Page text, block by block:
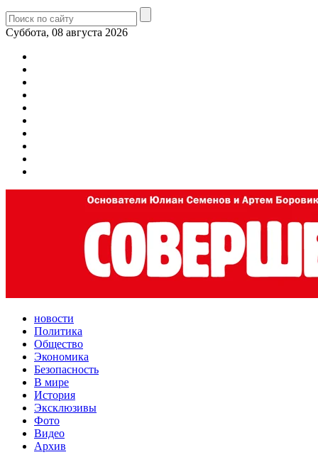
Суббота, 08 августа 2026
новости
Политика
Общество
Экономика
Безопасность
В мире
История
Эксклюзивы
Фото
Видео
Архив